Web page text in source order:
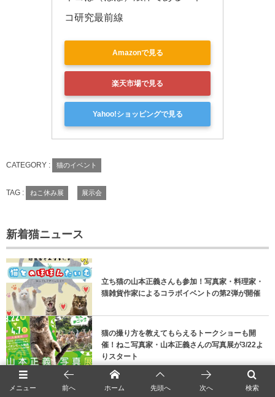
コ研究最前線
Amazonで見る
楽天市場で見る
Yahoo!ショッピングで見る
CATEGORY : 猫のイベント
TAG : ねこ休み展 展示会
新着猫ニュース
立ち猫の山本正義さんも参加！写真家・料理家・
猫雑貨作家によるコラボイベントの第2弾が開催
猫の撮り方を教えてもらえるトークショーも開
催！ねこ写真家・山本正義さんの写真展が3/22よ
りスタート
2月末まで開催中の『飼い主のいない猫写真
メニュー 検索
前へ ホーム 先頭へ 次へ